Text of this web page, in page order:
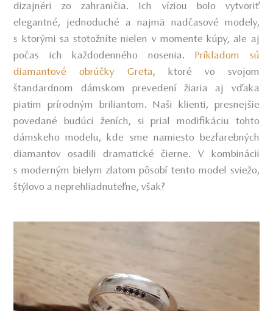
dizajnéri zo zahraničia. Ich víziou bolo vytvoriť
elegantné, jednoduché a najmä nadčasové modely,
s ktorými sa stotožníte nielen v momente kúpy, ale aj
počas ich každodenného nosenia.Príkladom sú
diamantové obrúčky Greta, ktoré vo svojom
štandardnom dámskom prevedení žiaria aj vďaka
piatim prírodným briliantom. Naši klienti, presnejšie
povedané budúci ženích, si prial modifikáciu tohto
dámskeho modelu, kde sme namiesto bezfarebných
diamantov osadili dramatické čierne. V kombinácii
s moderným bielym zlatom pôsobí tento model sviežo,
štýlovo a neprehliadnuteľne, však?